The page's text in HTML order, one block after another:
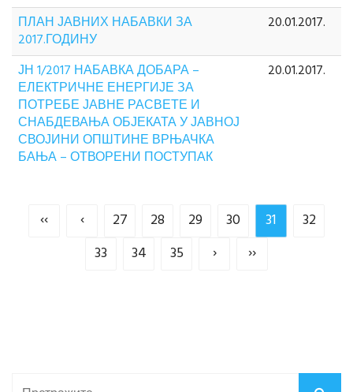
ПЛАН ЈАВНИХ НАБАВКИ ЗА
2017.ГОДИНУ
20.01.2017.
ЈН 1/2017 НАБАВКА ДОБАРА –
ЕЛЕКТРИЧНЕ ЕНЕРГИЈЕ ЗА
ПОТРЕБЕ ЈАВНЕ РАСВЕТЕ И
СНАБДЕВАЊА ОБЈЕКАТА У ЈАВНОЈ
СВОЈИНИ ОПШТИНЕ ВРЊАЧКА
БАЊА – ОТВОРЕНИ ПОСТУПАК
20.01.2017.
‹‹ ‹ 27 28 29 30 31
32
33
34 35 › ››